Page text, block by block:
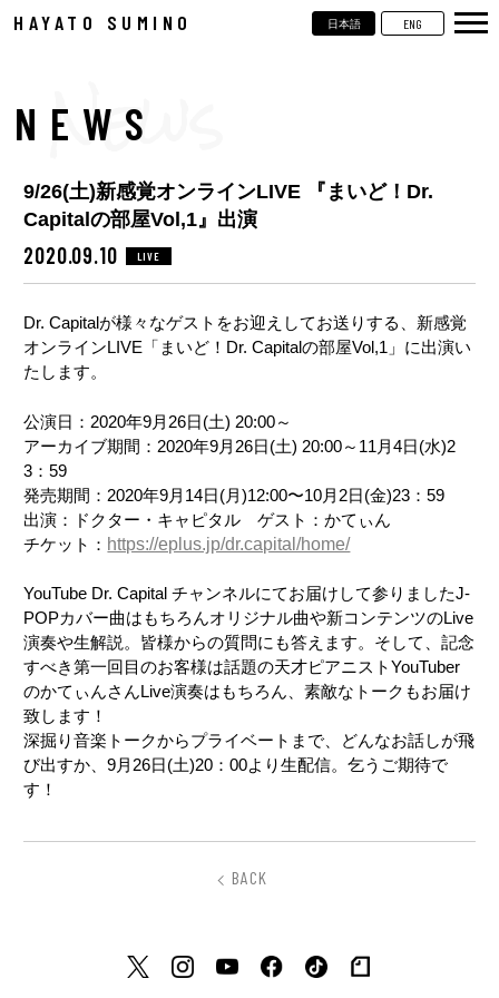
HAYATO SUMINO 日本語 ENG
VIDEOS
CONTACT
NEWS
9/26(土)新感覚オンラインLIVE 『まいど！Dr.
Capitalの部屋Vol,1』出演
2020.09.10 LIVE
Dr. Capitalが様々なゲストをお迎えしてお送りする、新感覚
オンラインLIVE「まいど！Dr. Capitalの部屋Vol,1」に出演い
たします。
公演日：2020年9月26日(土) 20:00～
アーカイブ期間：2020年9月26日(土) 20:00～11月4日(水)2
3：59
発売期間：2020年9月14日(月)12:00〜10月2日(金)23：59
出演：ドクター・キャピタル ゲスト：かてぃん
チケット： https://eplus.jp/dr.capital/home/
YouTube Dr. Capital チャンネルにてお届けして参りましたJ-
POPカバー曲はもちろんオリジナル曲や新コンテンツのLive
演奏や生解説。皆様からの質問にも答えます。そして、記念
すべき第一回目のお客様は話題の天才ピアニストYouTuber
のかてぃんさんLive演奏はもちろん、素敵なトークもお届け
致します！
深掘り音楽トークからプライベートまで、どんなお話しが飛
び出すか、9月26日(土)20：00より生配信。乞うご期待で
す！
BACK